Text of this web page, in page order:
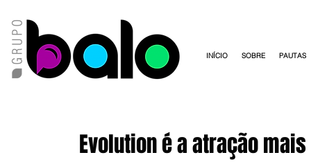
INÍCIO SOBRE PAUTAS
Evolution é a atração